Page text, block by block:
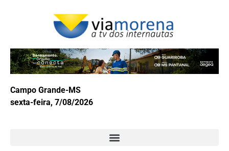
Campo Grande-MS
sexta-feira, 7/08/2026